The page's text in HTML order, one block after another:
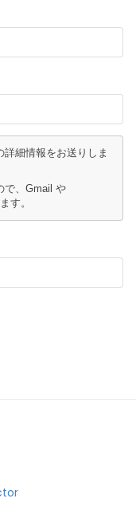
細情報をお送りしま
で、Gmail や
す。